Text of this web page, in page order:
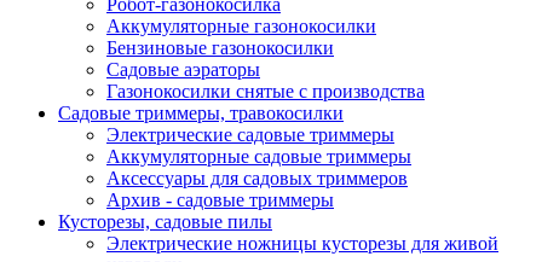
Робот-газонокосилка
Аккумуляторные газонокосилки
Бензиновые газонокосилки
Садовые аэраторы
Газонокосилки снятые с производства
Садовые триммеры, травокосилки
Электрические садовые триммеры
Аккумуляторные садовые триммеры
Аксессуары для садовых триммеров
Архив - садовые триммеры
Кусторезы, садовые пилы
Электрические ножницы кусторезы для живой